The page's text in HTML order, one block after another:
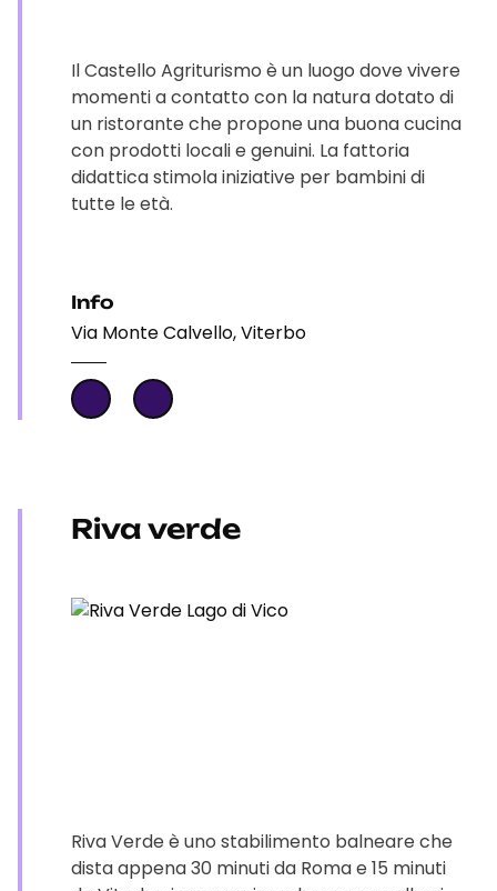
Il Castello Agriturismo è un luogo dove vivere
momenti a contatto con la natura dotato di
un ristorante che propone una buona cucina
con prodotti locali e genuini. La fattoria
didattica stimola iniziative per bambini di
tutte le età.
Info
Via Monte Calvello, Viterbo
Riva verde
Riva Verde è uno stabilimento balneare che
dista appena 30 minuti da Roma e 15 minuti